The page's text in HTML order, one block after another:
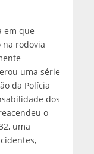
em que
rodovia
uma série
da Polícia
dos
o
uma